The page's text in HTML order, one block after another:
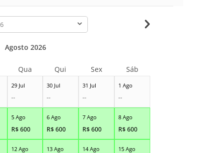
29 Jul
--
30 Jul
--
31 Jul
--
1 Ago
--
5 Ago
R$600
6 Ago
R$600
7 Ago
R$600
8 Ago
R$600
12 Ago 13 Ago 14 Ago 15 Ago
Agosto 2026
Qua Qui Sex Sáb